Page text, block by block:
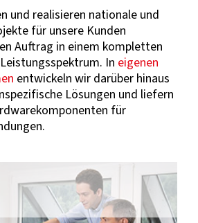
und realisieren nationale und
für unsere Kunden
Auftrag in einem kompletten
In eigenen
entwickeln wir darüber hinaus
Lösungen und liefern
für